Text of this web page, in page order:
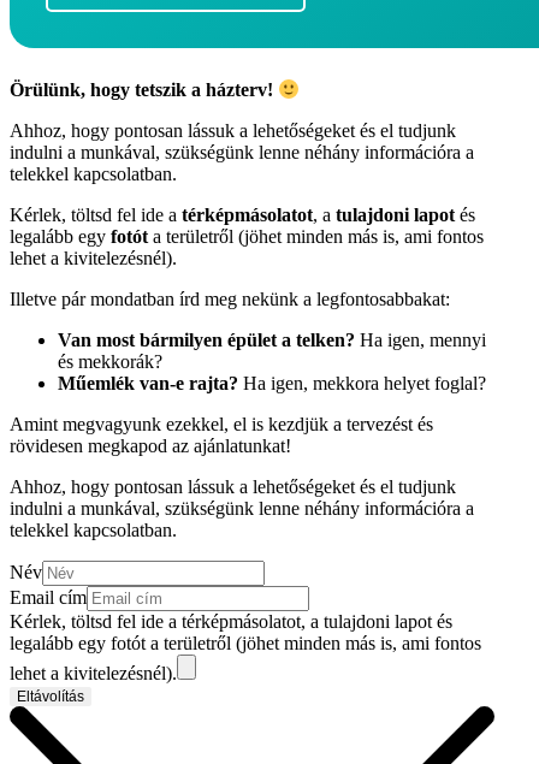
Örülünk, hogy tetszik a házterv!
Ahhoz, hogy pontosan lássuk a lehetőségeket és el tudjunk
indulni a munkával, szükségünk lenne néhány információra a
telekkel kapcsolatban.
Kérlek, töltsd fel ide a térképmásolatot, a tulajdoni lapot és
legalább egy fotót a területről (jöhet minden más is, ami fontos
lehet a kivitelezésnél).
Illetve pár mondatban írd meg nekünk a legfontosabbakat:
Van most bármilyen épület a telken? Ha igen, mennyi
és mekkorák?
Műemlék van-e rajta? Ha igen, mekkora helyet foglal?
Amint megvagyunk ezekkel, el is kezdjük a tervezést és
rövidesen megkapod az ajánlatunkat!
Ahhoz, hogy pontosan lássuk a lehetőségeket és el tudjunk
indulni a munkával, szükségünk lenne néhány információra a
telekkel kapcsolatban.
Név
Email cím
Kérlek, töltsd fel ide a térképmásolatot, a tulajdoni lapot és
legalább egy fotót a területről (jöhet minden más is, ami fontos
lehet a kivitelezésnél).
Eltávolítás